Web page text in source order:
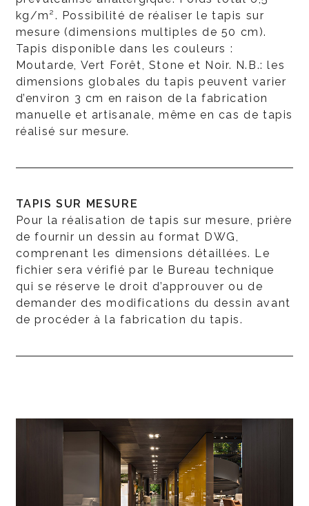
kg/m². Possibilité de réaliser le tapis sur
mesure (dimensions multiples de 50 cm).
Tapis disponible dans les couleurs :
Moutarde, Vert Forêt, Stone et Noir. N.B.: les
dimensions globales du tapis peuvent varier
d’environ 3 cm en raison de la fabrication
manuelle et artisanale, même en cas de tapis
réalisé sur mesure.
TAPIS SUR MESURE
Pour la réalisation de tapis sur mesure, prière
de fournir un dessin au format DWG,
comprenant les dimensions détaillées. Le
fichier sera vérifié par le Bureau technique
qui se réserve le droit d’approuver ou de
demander des modifications du dessin avant
de procéder à la fabrication du tapis.